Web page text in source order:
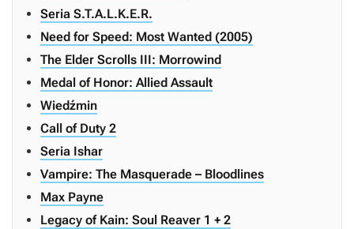
Seria S.T.A.L.K.E.R.
Need for Speed: Most Wanted (2005)
The Elder Scrolls III: Morrowind
Medal of Honor: Allied Assault
Wiedźmin
Call of Duty 2
Seria Ishar
Vampire: The Masquerade – Bloodlines
Max Payne
Legacy of Kain: Soul Reaver 1 + 2